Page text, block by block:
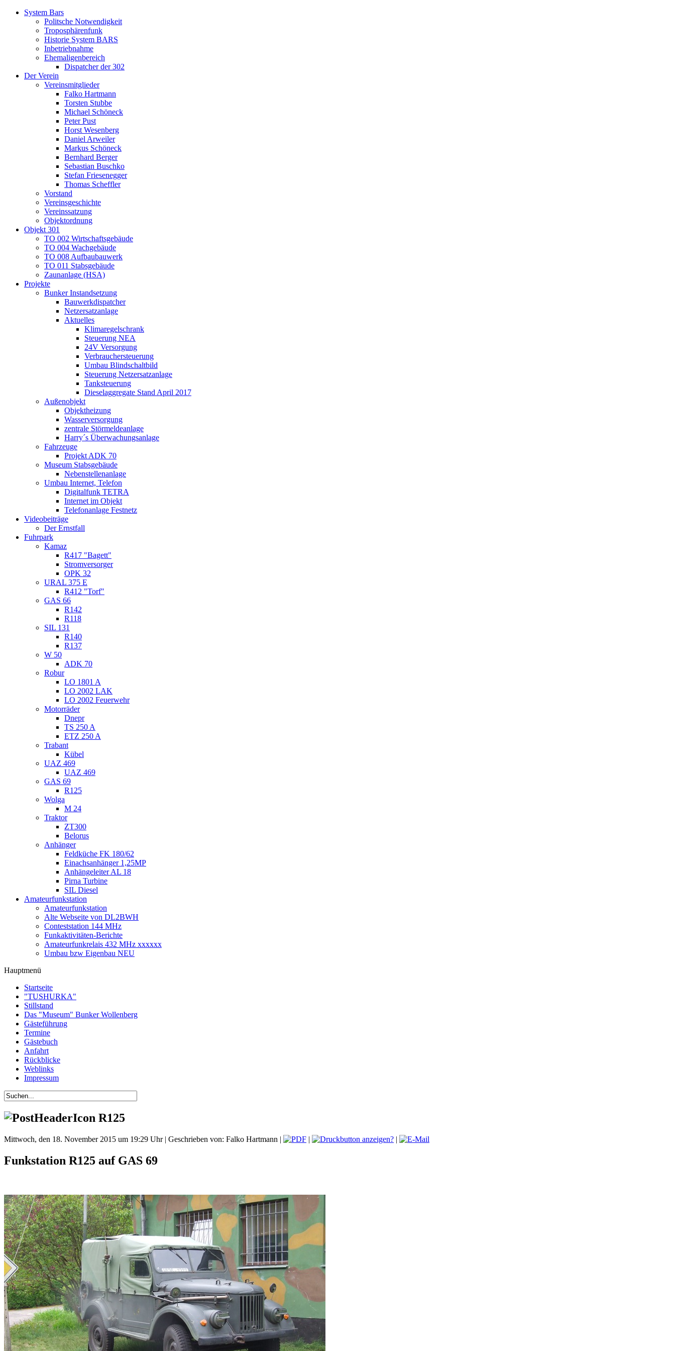
System Bars
Politsche Notwendigkeit
Troposphärenfunk
Historie System BARS
Inbetriebnahme
Ehemaligenbereich
Dispatcher der 302
Der Verein
Vereinsmitglieder
Falko Hartmann
Torsten Stubbe
Michael Schöneck
Peter Pust
Horst Wesenberg
Daniel Arweiler
Markus Schöneck
Bernhard Berger
Sebastian Buschko
Stefan Friesenegger
Thomas Scheffler
Vorstand
Vereinsgeschichte
Vereinssatzung
Objektordnung
Objekt 301
TO 002 Wirtschaftsgebäude
TO 004 Wachgebäude
TO 008 Aufbaubauwerk
TO 011 Stabsgebäude
Zaunanlage (HSA)
Projekte
Bunker Instandsetzung
Bauwerkdispatcher
Netzersatzanlage
Aktuelles
Klimaregelschrank
Steuerung NEA
24V Versorgung
Verbrauchersteuerung
Umbau Blindschaltbild
Steuerung Netzersatzanlage
Tanksteuerung
Dieselaggregate Stand April 2017
Außenobjekt
Objektheizung
Wasserversorgung
zentrale Störmeldeanlage
Harry´s Überwachungsanlage
Fahrzeuge
Projekt ADK 70
Museum Stabsgebäude
Nebenstellenanlage
Umbau Internet, Telefon
Digitalfunk TETRA
Internet im Objekt
Telefonanlage Festnetz
Videobeiträge
Der Ernstfall
Fuhrpark
Kamaz
R417 "Bagett"
Stromversorger
OPK 32
URAL 375 E
R412 "Torf"
GAS 66
R142
R118
SIL 131
R140
R137
W 50
ADK 70
Robur
LO 1801 A
LO 2002 LAK
LO 2002 Feuerwehr
Motorräder
Dnepr
TS 250 A
ETZ 250 A
Trabant
Kübel
UAZ 469
UAZ 469
GAS 69
R125
Wolga
M 24
Traktor
ZT300
Belorus
Anhänger
Feldküche FK 180/62
Einachsanhänger 1,25MP
Anhängeleiter AL 18
Pirna Turbine
SIL Diesel
Amateurfunkstation
Amateurfunkstation
Alte Webseite von DL2BWH
Conteststation 144 MHz
Funkaktivitäten-Berichte
Amateurfunkrelais 432 MHz xxxxxx
Umbau bzw Eigenbau NEU
Hauptmenü
Startseite
"TUSHURKA"
Stillstand
Das "Museum" Bunker Wollenberg
Gästeführung
Termine
Gästebuch
Anfahrt
Rückblicke
Weblinks
Impressum
R125
Mittwoch, den 18. November 2015 um 19:29 Uhr | Geschrieben von: Falko Hartmann | | |
Funkstation R125 auf GAS 69